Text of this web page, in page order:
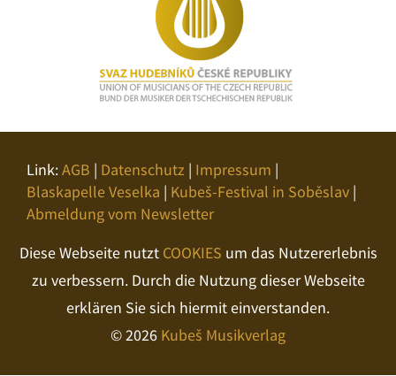
Link:AGB | Datenschutz | Impressum |
Blaskapelle Veselka | Kubeš-Festival in Soběslav |
Abmeldung vom Newsletter
Diese Webseite nutzt COOKIES um das Nutzererlebnis
zu verbessern. Durch die Nutzung dieser Webseite
erklären Sie sich hiermit einverstanden.
© 2026 Kubeš Musikverlag